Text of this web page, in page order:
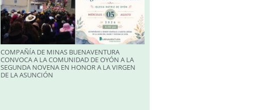
COMPAÑÍA DE MINAS BUENAVENTURA
CONVOCA A LA COMUNIDAD DE OYÓN A LA
SEGUNDA NOVENA EN HONOR A LA VIRGEN
DE LA ASUNCIÓN